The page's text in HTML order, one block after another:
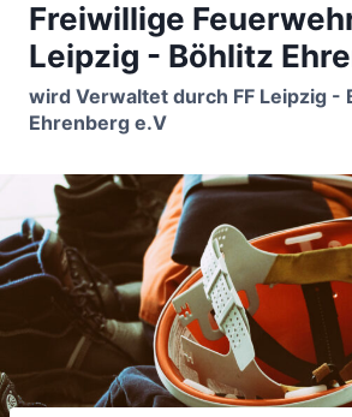
Zum
Inhalt
springen
Freiwillige
Leipzig - Böhlitz
wird Verwaltet durch FF Leipzig -
Ehrenberg e.V